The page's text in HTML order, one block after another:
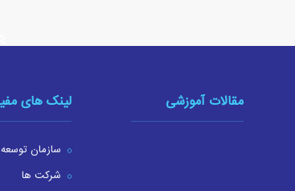
مقالات آموزشی لینک های
سازمان
شرکت ها